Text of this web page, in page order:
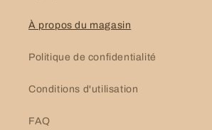
À propos du magasin
Politique de confidentialité
Conditions d'utilisation
FAQ